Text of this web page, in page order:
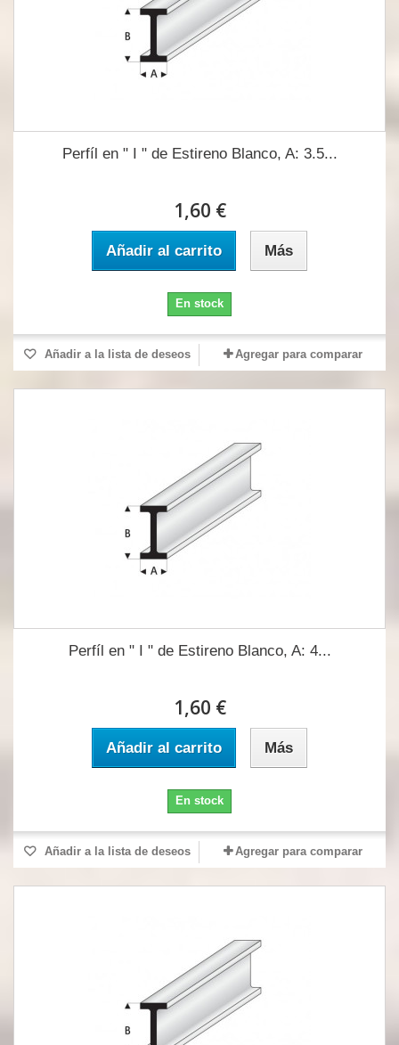
Perfíl en " I " de Estireno Blanco, A: 3.5...
1,60 €
Añadir al carrito Más
En stock
Añadir a la lista de deseos Agregar para comparar
Perfíl en " I " de Estireno Blanco, A: 4...
1,60 €
Añadir al carrito Más
En stock
Añadir a la lista de deseos Agregar para comparar